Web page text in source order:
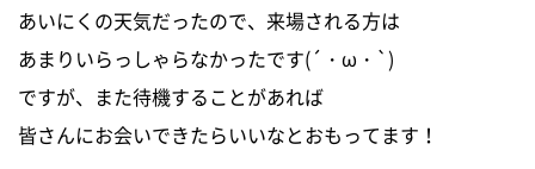
お客様の声
会社情報
ブログ
あいにくの天気だったので、来場される方は
あまりいらっしゃらなかったです(´・ω・`)
ですが、また待機することがあれば
皆さんにお会いできたらいいなとおもってます！